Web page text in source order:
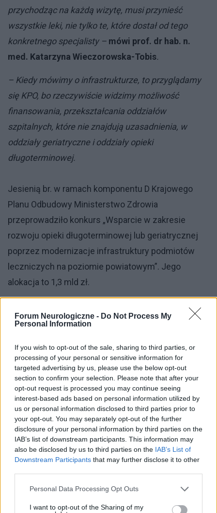
Forum Neurologiczne - Do Not Process My
Personal Information
If you wish to opt-out of the sale, sharing to third parties, or
processing of your personal or sensitive information for
targeted advertising by us, please use the below opt-out
section to confirm your selection. Please note that after your
opt-out request is processed you may continue seeing
interest-based ads based on personal information utilized by
us or personal information disclosed to third parties prior to
your opt-out. You may separately opt-out of the further
disclosure of your personal information by third parties on the
IAB’s list of downstream participants. This information may
also be disclosed by us to third parties on the IAB’s List of
Downstream Participants that may further disclose it to other
Personal Data Processing Opt Outs
I want to opt-out of the Sharing of my
przychodząc na każdą wizytę, musi przynieść
wszystkie leki, nie tylko te, które dostał od tego
konkretnego specjalisty – mówi prof. dr hab. n.
med. Katarzyna Wieczorowska-Tobis.
– Kiedy mówimy o infrastrukturze, to przyglądamy
się KPO, bo rzeczywiście widzimy możliwość
finansowania, przekształcania oddziałów
szpitalnych, które nie znajdują uzasadnienia, w
oddziały geriatryczne i oddziały opieki
długoterminowej.
Jesienią br. w ramach komponentu D Krajowego
Planu Odbudowy Ministerstwo Zdrowia
przeprowadziło konkurs „Wsparcie w zakresie
rozwoju opieki długoterminowej lub geriatrycznej
poprzez modernizacje infrastruktury podmiotów
leczniczych na poziomie powiatowym”. Jego
alokacja to 1,3 mld zł.
– Sektor opieki geriatrycznej w Polsce mierzy się z
trzema podstawowymi bolączkami. Pierwsza to
deficyty kadr medycznych, w tym geriatrów,
młodych geriatrów, czy brak intensywniejszego
szkolenia lekarzy rodzinnych w tej dziedzinie. Druga
kwestia to jest kwestia całego systemu opieki,
miejsc, do których mogą trafić osoby starsze.
Natomiast trzeci problem, chyba kluczowy dla
pacjenta starszego, to jest problem braku
koordynacji. Często pacjent jest zagubiony w
trafić, kiedy, w jakim systemie, jaki system opieki